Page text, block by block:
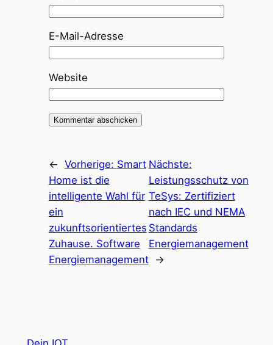
E-Mail-Adresse
Website
← Vorherige: Smart
Home ist die
intelligente Wahl für
ein
zukunftsorientiertes
Zuhause. Software
Energiemanagement
Nächste:
Leistungsschutz von
TeSys: Zertifiziert
nach IEC und NEMA
Standards
Energiemanagement
→